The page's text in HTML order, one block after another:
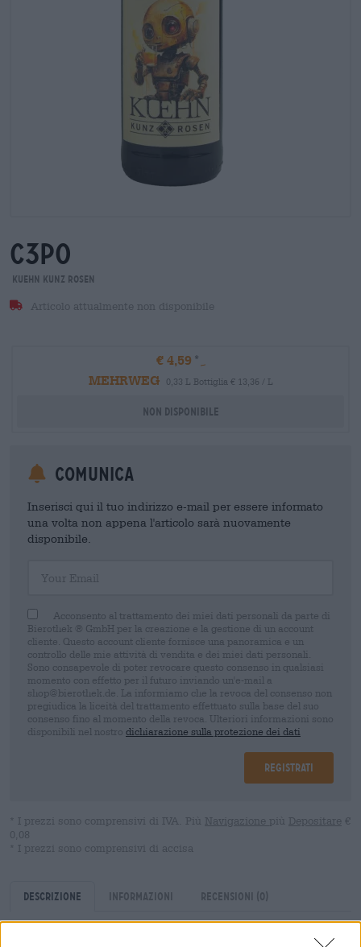
c3po
Kuehn Kunz Rosen
Articolo attualmente non disponibile
€ 4,59
MEHRWEG
0,33 L Bottiglia € 13,36 / L
Non disponibile
Comunica
Inserisci qui il tuo indirizzo e-mail per essere informato
una volta non appena l'articolo sarà nuovamente
disponibile.
Acconsento al trattamento dei miei dati personali da parte di
Bierothek ® GmbH per la creazione e la gestione di un account
cliente. Questo account cliente fornisce una panoramica e un
controllo delle mie attività di vendita e dei miei dati personali.
Sono consapevole di poter revocare questo consenso in qualsiasi
momento con effetto per il futuro inviando un'e-mail a
shop@bierothek.de. La informiamo che la revoca del consenso non
pregiudica la liceità del trattamento effettuato sulla base del suo
consenso fino al momento della revoca. Ulteriori informazioni sono
disponibili nel nostro dichiarazione sulla protezione dei dati
Registrati
* I prezzi sono comprensivi di IVA. Più Navigazione più Depositare €
0,08
* I prezzi sono comprensivi di accisa
Descrizione Informazioni Recensioni (0)